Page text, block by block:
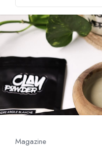
Magazine